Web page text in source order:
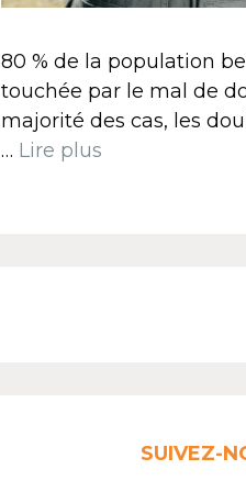
80 % de la population
touchée par le mal de
majorité des cas, les
… Lire plus
SUIVEZ-